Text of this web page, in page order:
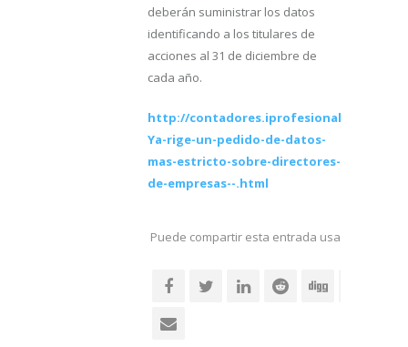
deberán suministrar los datos
identificando a los titulares de
acciones al 31 de diciembre de
cada año.
http://contadores.iprofesional.com/
Ya-rige-un-pedido-de-datos-
mas-estricto-sobre-directores-
de-empresas--.html
Puede compartir esta entrada usando sus